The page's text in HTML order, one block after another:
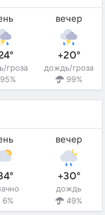
гроза
95%
вечер
+20°
дождь/гроза
99%
6%
вечер
+30°
дождь
49%